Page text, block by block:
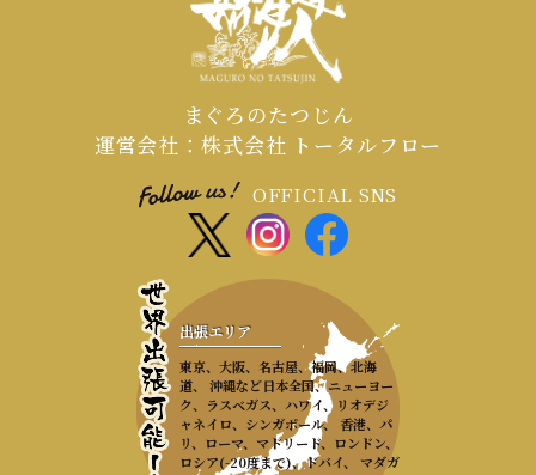
まぐろのたつじん
運営会社：株式会社 トータルフロー
OFFICIAL SNS
出張エリア
東京、大阪、名古屋、福岡、北海
道、 沖縄など日本全国、ニューヨー
ク、ラスベガス、ハワイ、リオデジ
ャネイロ、シンガポール、 香港、パ
リ、ローマ、マドリード、ロンドン、
ロシア(-20度まで)、ドバイ、 マダガ